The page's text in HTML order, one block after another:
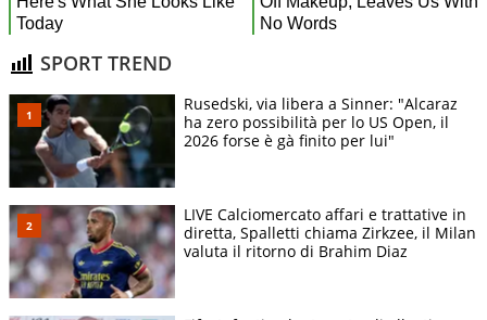
SPORT TREND
Rusedski, via libera a Sinner: "Alcaraz
ha zero possibilità per lo US Open, il
2026 forse è gà finito per lui"
LIVE Calciomercato affari e trattative in
diretta, Spalletti chiama Zirkzee, il Milan
valuta il ritorno di Brahim Diaz